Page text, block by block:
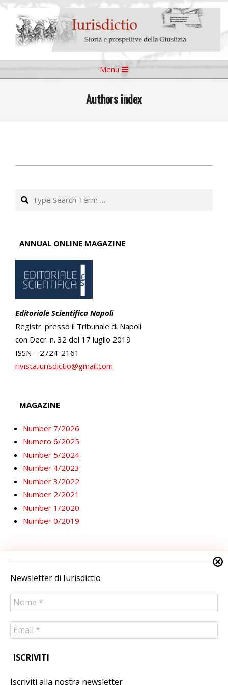
Skip
content
Iurisdictio
Navigation
Menu
Authors index
Newsletter di Iurisdictio
Iscriviti alla nostra newsletter
08
Search
ANNUAL ONLINE MAGAZINE
Editoriale Scientifica Napoli
Registr. presso il Tribunale di Napoli
con Decr. n. 32 del 17 luglio 2019
ISSN – 2724-2161
rivista.iurisdictio@gmail.com
MAGAZINE
Number 7/2026
Numero 6/2025
Number 5/2024
Number 4/2023
Number 3/2022
Number 2/2021
Number 1/2020
Number 0/2019
EXTERNAL LINKS
Excerpt request
IusRegni necklace
ANNUAL MAGAZINE